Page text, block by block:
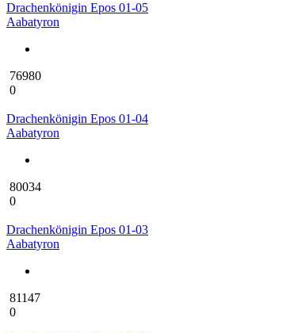
Drachenkönigin Epos 01-05
Aabatyron
76980
0
Drachenkönigin Epos 01-04
Aabatyron
80034
0
Drachenkönigin Epos 01-03
Aabatyron
81147
0